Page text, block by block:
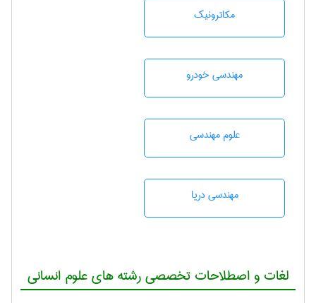
مکاترونیک
مهندسی خودرو
علوم مهندسی
مهندسی دریا
لغات و اصطلاحات تخصصی رشته های علوم انسانی